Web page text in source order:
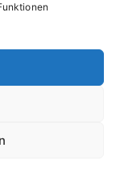
. |Cookie-